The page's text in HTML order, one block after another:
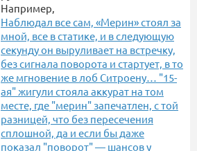
Например,
Наблюдал все сам, «Мерин» стоял за
мной, все в статике, и в следующую
секунду он выруливает на встречку,
без сигнала поворота и стартует, в то
же мгновение в лоб Ситроену… "15-
ая" жигули стояла аккурат на том
месте, где "мерин" запечатлен, с той
разницей, что без пересечения
сплошной, да и если бы даже
показал "поворот" — шансов у